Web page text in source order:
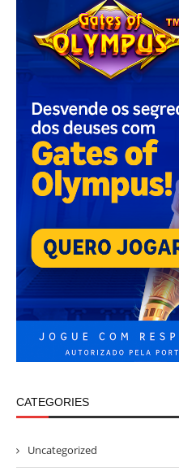
CATEGORIES
Uncategorized